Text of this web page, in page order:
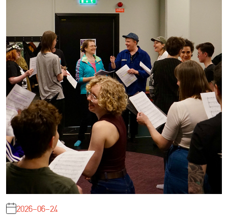
2026-06-24